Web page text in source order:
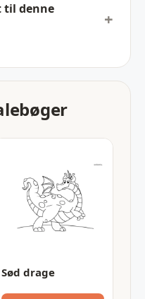
til denne
Sød drage